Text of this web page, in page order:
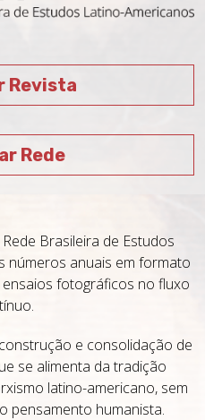
Revista
Rede
Brasileira de Estudos
números anuais em formato
fotográficos no fluxo
e consolidação de
se alimenta da tradição
latino-americano, sem
pensamento humanista.